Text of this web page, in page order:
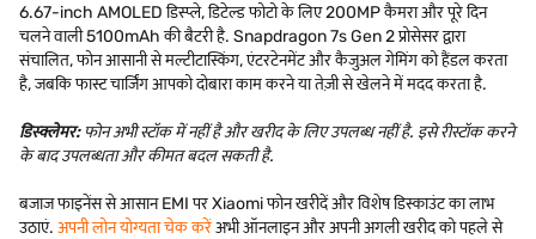
6.67-inch AMOLED डिस्प्ले, डिटेल्ड फोटो के लिए 200MP कैमरा और पूरे दिन
चलने वाली 5100mAh की बैटरी है. Snapdragon 7s Gen 2 प्रोसेसर द्वारा
संचालित, फोन आसानी से मल्टीटास्किंग, एंटरटेनमेंट और कैजुअल गेमिंग को हैंडल करता
है, जबकि फास्ट चार्जिंग आपको दोबारा काम करने या तेज़ी से खेलने में मदद करता है.
डिस्क्लेमर:फोन अभी स्टॉक में नहीं है और खरीद के लिए उपलब्ध नहीं है. इसे रीस्टॉक करने
के बाद उपलब्धता और कीमत बदल सकती है.
बजाज फाइनेंस से आसान EMI पर Xiaomi फोन खरीदें और विशेष डिस्काउंट का लाभ
उठाएं. अपनी लोन योग्यता चेक करेंअभी ऑनलाइन और अपनी अगली खरीद को पहले से